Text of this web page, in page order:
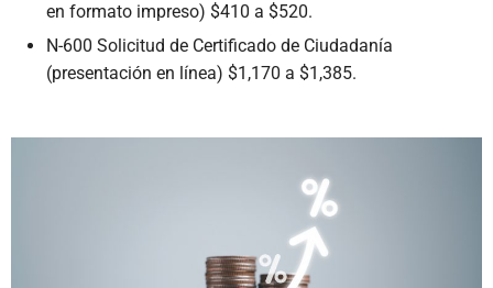
en formato impreso) $410 a $520.
N-600 Solicitud de Certificado de Ciudadanía
(presentación en línea) $1,170 a $1,385.